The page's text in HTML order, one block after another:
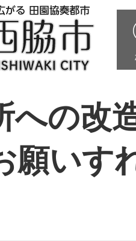
への改
願いす